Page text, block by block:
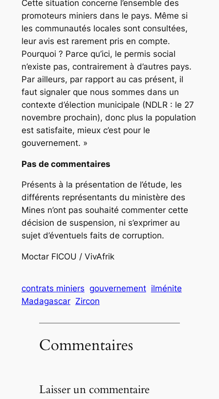
Cette situation concerne l’ensemble des
promoteurs miniers dans le pays. Même si
les communautés locales sont consultées,
leur avis est rarement pris en compte.
Pourquoi ? Parce qu’ici, le permis social
n’existe pas, contrairement à d’autres pays.
Par ailleurs, par rapport au cas présent, il
faut signaler que nous sommes dans un
contexte d’élection municipale (NDLR : le 27
novembre prochain), donc plus la population
est satisfaite, mieux c’est pour le
gouvernement. »
Pas de commentaires
Présents à la présentation de l’étude, les
différents représentants du ministère des
Mines n’ont pas souhaité commenter cette
décision de suspension, ni s’exprimer au
sujet d’éventuels faits de corruption.
Moctar FICOU / VivAfrik
contrats miniers gouvernement ilménite
Madagascar Zircon
Commentaires
Laisser un commentaire